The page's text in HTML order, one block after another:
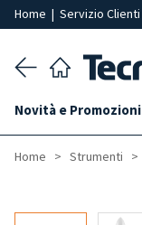
Home | Servizio Clienti
Novità e Promozioni
Home Strumenti